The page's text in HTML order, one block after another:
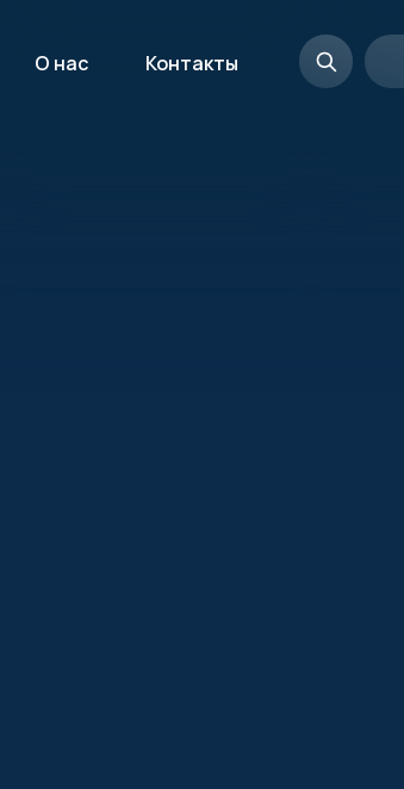
Контакты
О нас